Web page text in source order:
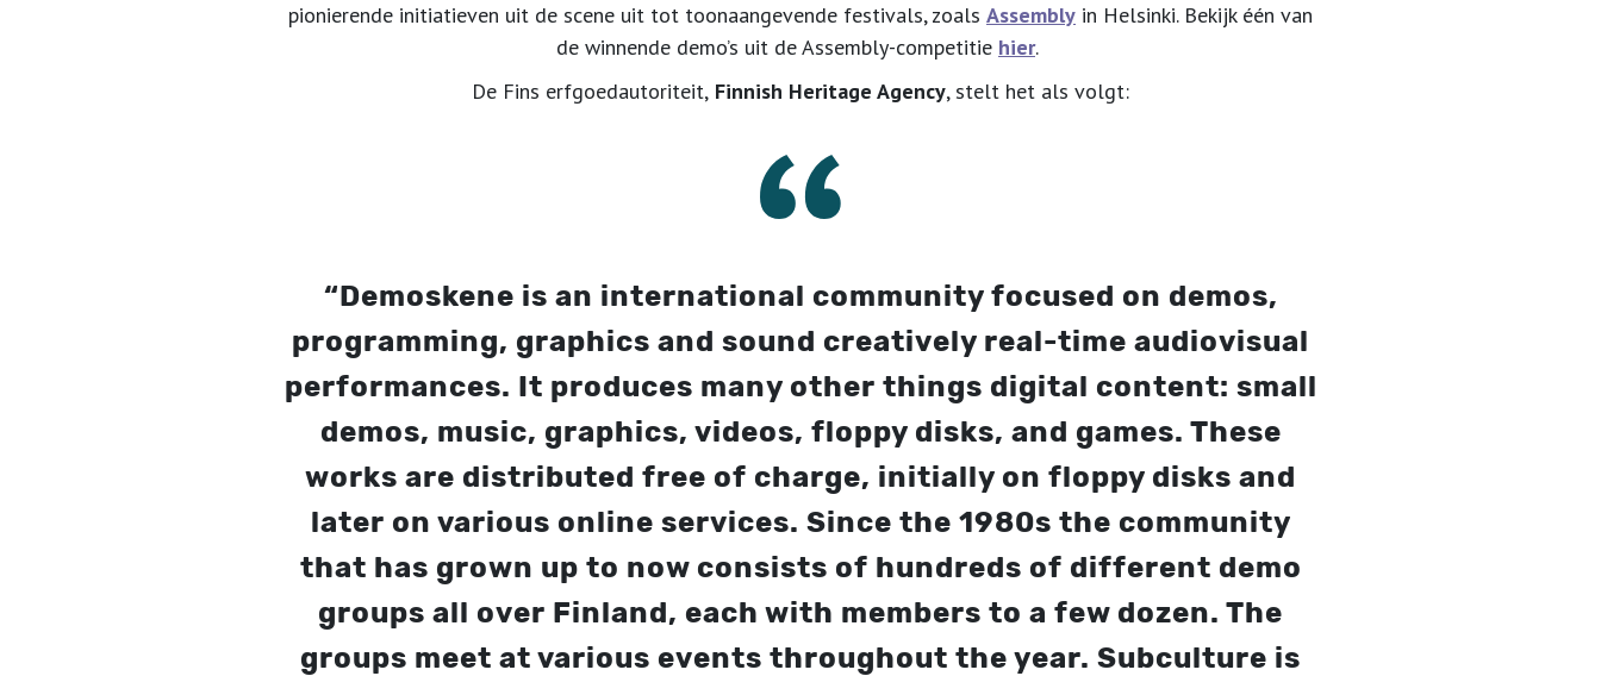
pionierende initiatieven uit de scene uit tot toonaangevende festivals, zoals Assembly in Helsinki. Bekijk één van
de winnende demo’s uit de Assembly-competitie hier.
De Fins erfgoedautoriteit, Finnish Heritage Agency, stelt het als volgt:
“Demoskene is an international community focused on demos,
programming, graphics and sound creatively real-time audiovisual
performances. It produces many other things digital content: small
demos, music, graphics, videos, floppy disks, and games. These
works are distributed free of charge, initially on floppy disks and
later on various online services. Since the 1980s the community
that has grown up to now consists of hundreds of different demo
groups all over Finland, each with members to a few dozen. The
groups meet at various events throughout the year. Subculture is